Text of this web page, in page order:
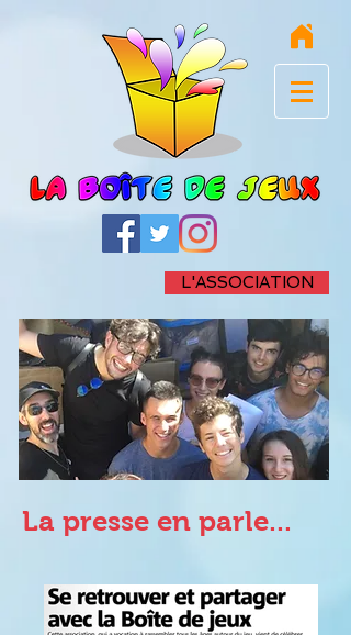
L'ASSOCIATION
La presse en parle...